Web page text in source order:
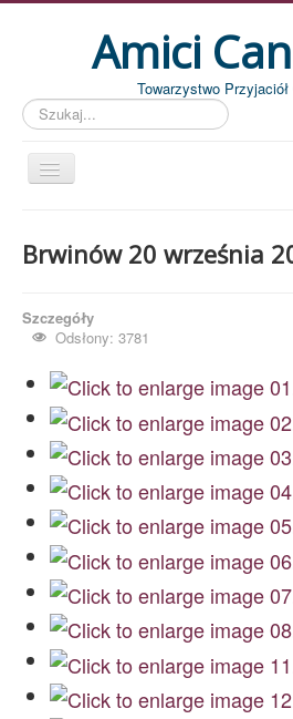
Amici
Towarzystwo
Szukaj...
Aktualności
Koncerty
Piszemy
Pożegnania
Zdjęcia
Dyrygenci
Archiwum
O nas
Statut TPChUW
Kontakt
Brwinów 20 września
Szczegóły
Odsłony: 3781